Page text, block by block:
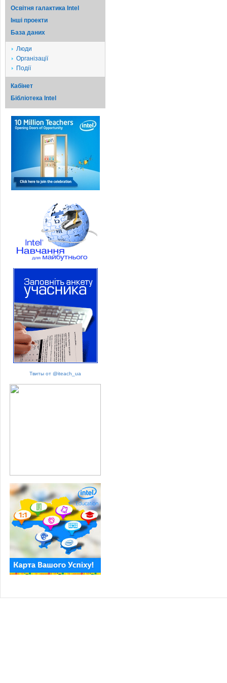
Освітня галактика Intel
Iншi проекти
База даних
Люди
Організації
Події
Кабінет
Бібліотека Intel
Твиты от @iteach_ua